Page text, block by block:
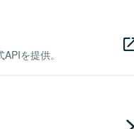
を提供。